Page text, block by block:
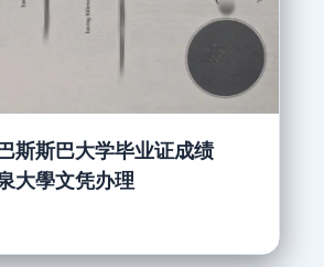
斯斯巴大学毕业证成绩
大學文凭办理